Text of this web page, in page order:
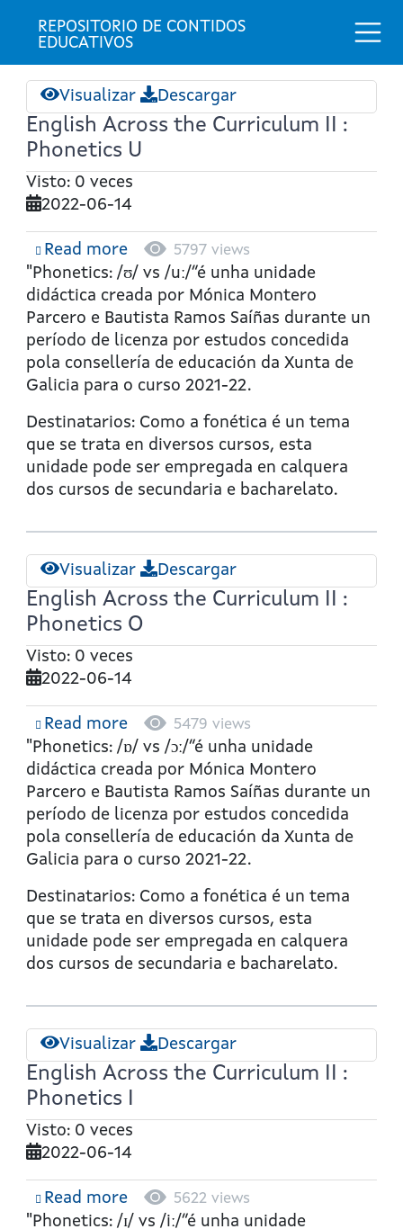
REPOSITORIO DE CONTIDOS
EDUCATIVOS
Visualizar Descargar
English Across the Curriculum II :
Phonetics U
Visto: 0 veces
2022-06-14
Read moreabout
English
Across
the
Curriculum
II
:
U
5797 views
"Phonetics: /ʊ/ vs /uː/”é unha unidade
didáctica creada por Mónica Montero
Parcero e Bautista Ramos Saíñas durante un
período de licenza por estudos concedida
pola consellería de educación da Xunta de
Galicia para o curso 2021-22.
Destinatarios: Como a fonética é un tema
que se trata en diversos cursos, esta
unidade pode ser empregada en calquera
dos cursos de secundaria e bacharelato.
Visualizar Descargar
English Across the Curriculum II :
Phonetics O
Visto: 0 veces
2022-06-14
Read moreabout
English
Across
the
Curriculum
II
:
O
5479 views
"Phonetics: /ɒ/ vs /ɔː/”é unha unidade
didáctica creada por Mónica Montero
Parcero e Bautista Ramos Saíñas durante un
período de licenza por estudos concedida
pola consellería de educación da Xunta de
Galicia para o curso 2021-22.
Destinatarios: Como a fonética é un tema
que se trata en diversos cursos, esta
unidade pode ser empregada en calquera
dos cursos de secundaria e bacharelato.
Visualizar Descargar
English Across the Curriculum II :
Phonetics I
Visto: 0 veces
2022-06-14
Read moreabout
English
5622 views
"Phonetics: /ɪ/ vs /iː/”é unha unidade